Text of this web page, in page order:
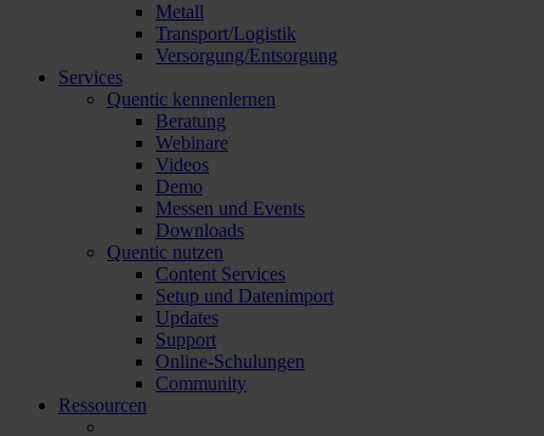
Metall
Transport/Logistik
Versorgung/Entsorgung
Services
Quentic kennenlernen
Beratung
Webinare
Videos
Demo
Messen und Events
Downloads
Quentic nutzen
Content Services
Setup und Datenimport
Updates
Support
Online-Schulungen
Community
Ressourcen